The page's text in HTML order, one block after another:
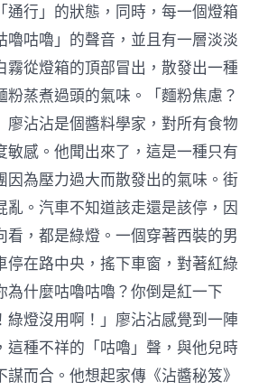
通行」的狀態，同時，每一個燈箱
嚕咕嚕」的聲音，並且有一層淡淡
霧從燈箱的頂部冒出，散發出一種
蒸煮過頭的氣味。「麵粉焦慮？
廖沾沾是個醬料學家，對所有食物
敏感。他聞出來了，這是一種只有
因為壓力過大而散發出的氣味。街
亂。汽車不知道該走還是該停，因
看，都是綠燈。一個穿著西裝的男
停在路中央，搖下車窗，對著紅綠
為什麼咕嚕咕嚕？你倒是紅一下
綠燈沒用啊！」廖沾沾感覺到一陣
這種不祥的「咕嚕」聲，與他兒時
而合。他想起家傳《沾醬秘笈》